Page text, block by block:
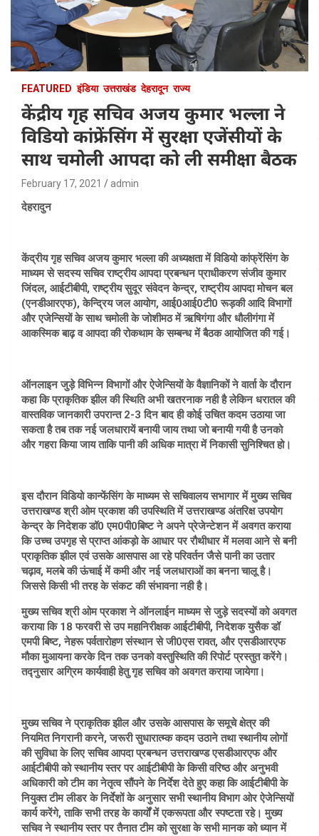
FEATURED इंडिया उत्तराखंड देहरादून राज्य
केंद्रीय गृह सचिव अजय कुमार भल्ला ने
विडियो कांफ्रेंसिंग में सुरक्षा एजेंसीयों के
साथ चमोली आपदा को ली समीक्षा बैठक
February 17, 2021 admin
देहरादुन
केंद्रीय गृह सचिव अजय कुमार भल्ला की अध्यक्षता में विडियो कांफ्रेंसिंग के
माध्यम से सदस्य सचिव राष्ट्रीय आपदा प्रबन्धन प्राधीकरण संजीव कुमार
जिंदल, आईटीबीपी, राष्ट्रीय सुदूर संवेदन केन्द्र, राष्ट्रीय आपदा मोचन बल
(एनडीआरएफ), केन्द्रिय जल आयोग, आई0आई0टी0 रूड़की आदि विभागों
और एजेन्सियों के साथ चमोली के जोशीमठ में ऋषिगंगा और धौलीगंगा में
आकस्मिक बाढ़ व आपदा की रोकथाम के सम्बन्ध में बैठक आयोजित की गई।
ऑनलाइन जुड़े विभिन्न विभागों और ऐजेन्सियों के वैज्ञानिकों ने वार्ता के दौरान
कहा कि प्राकृतिक झील की स्थिति अभी खतरनाक नही है लेकिन धरातल की
वास्तविक जानकारी उपरान्त 2-3 दिन बाद ही कोई उचित कदम उठाया जा
सकता है तब तक नई जलधारायें बनायी जाय तथा जो बनायी गयी है उनको
और गहरा किया जाय ताकि पानी की अधिक मात्रा में निकासी सुनिश्चित हो।
इस दौरान विडियो कान्फेंसिंग के माध्यम से सचिवालय सभागार में मुख्य सचिव
उत्तराखण्ड श्री ओम प्रकाश की उपस्थिति में उत्तराखण्ड अंतरिक्ष उपयोग
केन्द्र के निदेशक डॉ0 एम0पी0बिष्ट ने अपने प्रेजेन्टेशन में अवगत कराया
कि उच्च उपगृह से प्राप्त आंकड़ो के आधार पर रौथीधार में मलवा आने से बनी
प्राकृतिक झील एवं उसके आसपास आ रहे परिवर्तन जैसे पानी का उतार
चढ़ाव, मलबे की ऊंचाई में कमी और नई जलधाराओं का बनना चालू है।
जिससे किसी भी तरह के संकट की संभावना नही है।
मुख्य सचिव श्री ओम प्रकाश ने ऑनलाईन माध्यम से जुड़े सदस्यों को अवगत
कराया कि 18 फरवरी से उप महानिरीक्षक आईटीबीपी, निदेशक युसैक डॉ
एमपी बिष्ट, नेहरू पर्वतारोहण संस्थान से जी0एस रावत, और एसडीआरएफ
मौका मुआयना करके दिन तक उनको वस्तुस्थिति की रिपोर्ट प्रस्तुत करेंगे।
तद्नुसार अग्रिम कार्यवाही हेतु गृह सचिव को अवगत कराया जायेगा।
मुख्य सचिव ने प्राकृतिक झील और उसके आसपास के समूचे क्षेत्र की
नियमित निगरानी करने, जरूरी सुधारात्म्क कदम उठाने तथा स्थानीय लोगों
की सुविधा के लिए सचिव आपदा प्रबन्धन उत्तराखण्ड एसडीआरएफ और
आईटीबीपी को स्थानीय स्तर पर आईटीबीपी के किसी वरिष्ठ और अनुभवी
अधिकारी को टीम का नेतृत्व सौंपने के निर्देश देते हुए कहा कि आईटीबीपी के
नियुक्त टीम लीडर के निर्देशों के अनुसार सभी स्थानीय विभाग ओर ऐजेन्सियों
कार्य करेंगे, ताकि सभी तरह के कार्यों में एकरूपता और स्पष्टता रहे। मुख्य
सचिव ने स्थानीय स्तर पर तैनात टीम को सुरक्षा के सभी मानक को ध्यान में